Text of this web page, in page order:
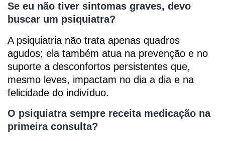
Se eu não tiver sintomas graves, devo
buscar um psiquiatra?
A psiquiatria não trata apenas quadros
agudos; ela também atua na prevenção e no
suporte a desconfortos persistentes que,
mesmo leves, impactam no dia a dia e na
felicidade do indivíduo.
O psiquiatra sempre receita medicação na
primeira consulta?